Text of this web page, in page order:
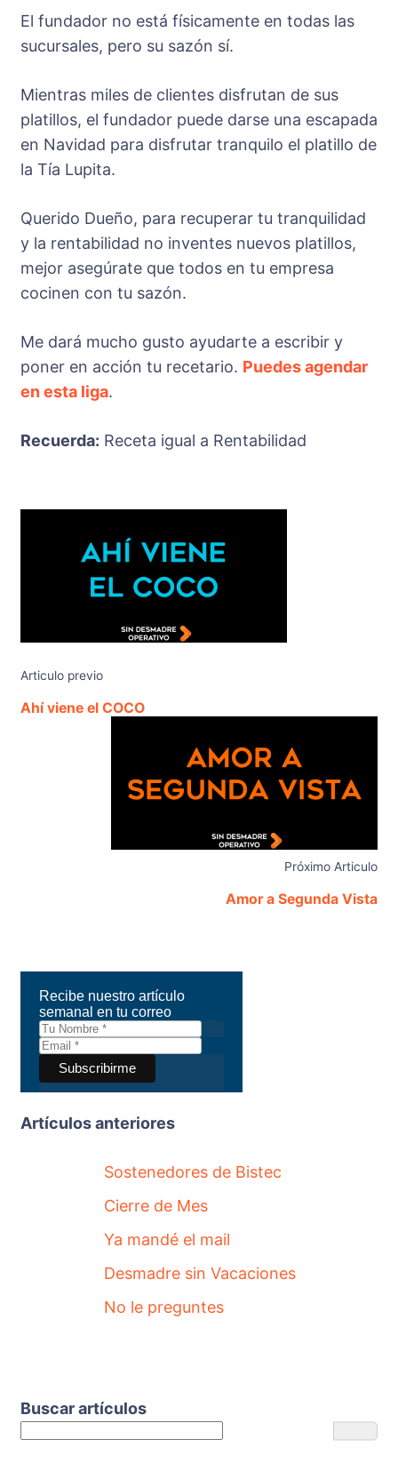
El fundador no está físicamente en todas las
sucursales, pero su sazón sí.
Mientras miles de clientes disfrutan de sus
platillos, el fundador puede darse una escapada
en Navidad para disfrutar tranquilo el platillo de
la Tía Lupita.
Querido Dueño, para recuperar tu tranquilidad
y la rentabilidad no inventes nuevos platillos,
mejor asegúrate que todos en tu empresa
cocinen con tu sazón.
Me dará mucho gusto ayudarte a escribir y
poner en acción tu recetario. Puedes agendar
en esta liga.
Recuerda: Receta igual a Rentabilidad
Articulo previo
Ahí viene el COCO
Próximo Articulo
Amor a Segunda Vista
Recibe nuestro artículo
semanal en tu correo
Artículos anteriores
Sostenedores de Bistec
Cierre de Mes
Ya mandé el mail
Desmadre sin Vacaciones
No le preguntes
Buscar artículos